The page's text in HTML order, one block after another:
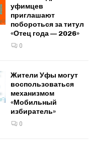
уфимцев
приглашают
побороться за титул
«Отец года — 2026»
0
Жители Уфы могут
воспользоваться
механизмом
«Мобильный
избиратель»
0